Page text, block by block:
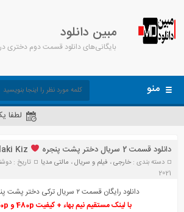
مبین دانلود
منو
لطفا
دانلود قسمت 2 سریال دختر پشت پنجره
دسته بندی :خارجی، فیلم و سریال، مالتی مدیا
2021
دانلود رایگان قسمت ۲ سریال ترکی دختر پشت
با لینک مستقیم نیم بهاء + کیفیت 480p و 720p و 1080p